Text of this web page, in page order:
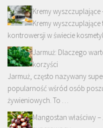
Kremy wyszczuplające
Kremy
kontrowersji w świecie
Jarmuż: Dlaczego
korzyści
Jarmuż, często nazywany
popularność wśród osób
żywieniowych. To …
Mangostan właściwy